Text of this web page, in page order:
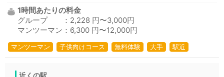
1時間あたりの料金
グループ ：2,228 円〜3,000円
マンツーマン：6,300 円〜12,000円
マンツーマン 子供向けコース 無料体験 大手 駅近
近くの駅